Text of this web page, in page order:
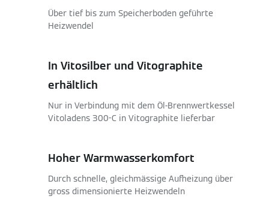
Über tief bis zum Speicherboden geführte
Heizwendel
In Vitosilber und Vitographite
erhältlich
Nur in Verbindung mit dem Öl-Brennwertkessel
Vitoladens 300-C in Vitographite lieferbar
Hoher Warmwasserkomfort
Durch schnelle, gleichmässige Aufheizung über
gross dimensionierte Heizwendeln